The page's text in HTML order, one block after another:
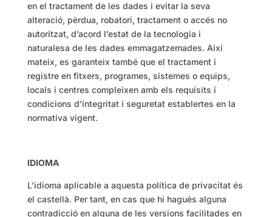
en el tractament de les dades i evitar la seva
alteració, pèrdua, robatori, tractament o accés no
autoritzat, d’acord l’estat de la tecnologia i
naturalesa de les dades emmagatzemades. Així
mateix, es garanteix també que el tractament i
registre en fitxers, programes, sistemes o equips,
locals i centres compleixen amb els requisits i
condicions d’integritat i seguretat establertes en la
normativa vigent.
IDIOMA
L’idioma aplicable a aquesta política de privacitat és
el castellà. Per tant, en cas que hi hagués alguna
contradicció en alguna de les versions facilitades en